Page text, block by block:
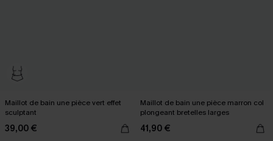
Maillot de bain une pièce vert effet
sculptant
39,00 €
Maillot de bain une pièce marron col
plongeant bretelles larges
41,90 €